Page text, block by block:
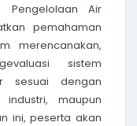
Pengelolaan Air
pemahaman
merencanakan,
sistem
sesuai dengan
maupun
ini, peserta akan